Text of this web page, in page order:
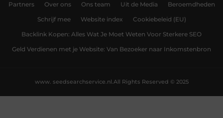
Partners Over ons Ons team Uit de Media Beroemdheden
Schrijf mee Website index Cookiebeleid (EU)
Backlink Kopen: Alles Wat Je Moet Weten Voor Sterkere SEO
Geld Verdienen met je Website: Van Bezoeker naar Inkomstenbron
All Rights Reserved © 2025
www. seedsearchservice.nl.